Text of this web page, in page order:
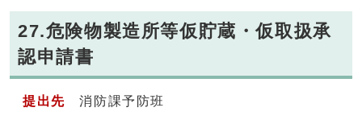
27.危険物製造所等仮貯蔵・仮取扱承
認申請書
提出先 消防課予防班